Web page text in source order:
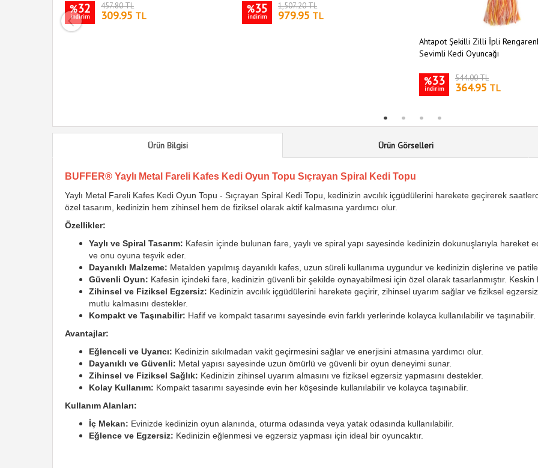
%32
indirim
457.80 TL
309.95 TL %35
indirim
1,507.20 TL
979.95 TL
Ahtapot Şekilli Zilli İpli
Sevimli Kedi Oyuncağı
%33
indirim
544.00 TL
364.95 TL
Ürün Bilgisi Ürün Görselleri
BUFFER® Yaylı Metal Fareli Kafes Kedi Oyun Topu Sıçrayan Spiral Kedi Topu
Yaylı Metal Fareli Kafes Kedi Oyun Topu - Sıçrayan Spiral Kedi Topu, kedinizin avcılık içgüdülerini harekete geçirerek
özel tasarım, kedinizin hem zihinsel hem de fiziksel olarak aktif kalmasına yardımcı olur.
Özellikler:
Yaylı ve Spiral Tasarım: Kafesin içinde bulunan fare, yaylı ve spiral yapı sayesinde kedinizin dokunuşlarıyla hareket
ve onu oyuna teşvik eder.
Dayanıklı Malzeme: Metalden yapılmış dayanıklı kafes, uzun süreli kullanıma uygundur ve kedinizin dişlerine ve
Güvenli Oyun: Kafesin içindeki fare, kedinizin güvenli bir şekilde oynayabilmesi için özel olarak tasarlanmıştır.
Zihinsel ve Fiziksel Egzersiz: Kedinizin avcılık içgüdülerini harekete geçirir, zihinsel uyarım sağlar ve fiziksel
mutlu kalmasını destekler.
Kompakt ve Taşınabilir: Hafif ve kompakt tasarımı sayesinde evin farklı yerlerinde kolayca kullanılabilir ve taşınabilir.
Avantajlar:
Eğlenceli ve Uyarıcı: Kedinizin sıkılmadan vakit geçirmesini sağlar ve enerjisini atmasına yardımcı olur.
Dayanıklı ve Güvenli: Metal yapısı sayesinde uzun ömürlü ve güvenli bir oyun deneyimi sunar.
Zihinsel ve Fiziksel Sağlık: Kedinizin zihinsel uyarım almasını ve fiziksel egzersiz yapmasını destekler.
Kolay Kullanım: Kompakt tasarımı sayesinde evin her köşesinde kullanılabilir ve kolayca taşınabilir.
Kullanım Alanları:
İç Mekan: Evinizde kedinizin oyun alanında, oturma odasında veya yatak odasında kullanılabilir.
Eğlence ve Egzersiz: Kedinizin eğlenmesi ve egzersiz yapması için ideal bir oyuncaktır.